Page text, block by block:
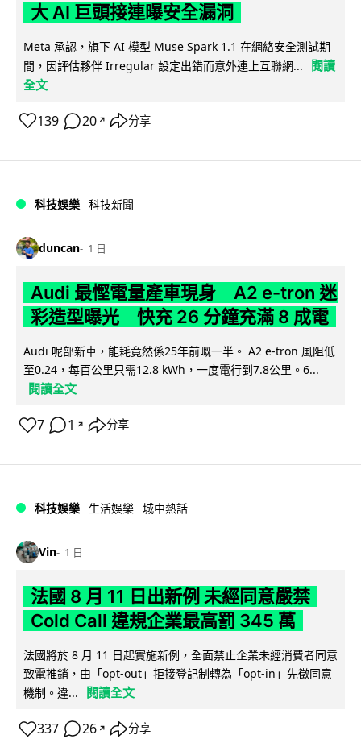
大 AI 巨頭接連曝安全漏洞
Meta 承認，旗下 AI 模型 Muse Spark 1.1 在網絡安全測試期
間，因評估夥伴 Irregular 設定出錯而意外連上互聯網...
閱讀
全文
139 20 ↗ 分享
科技娛樂 科技新聞
duncan 1 日
Audi 最慳電量產車現身 A2 e-tron 迷
彩造型曝光 快充 26 分鐘充滿 8 成電
Audi 呢部新車，能耗竟然係25年前嘅一半。 A2 e-tron 風阻低
至0.24，每百公里只需12.8 kWh，一度電行到7.8公里。6...
閱讀全文
7 1 ↗ 分享
科技娛樂 生活娛樂 城中熱話
Vin 1 日
法國 8 月 11 日出新例 未經同意嚴禁
Cold Call 違規企業最高罰 345 萬
法國將於 8 月 11 日起實施新例，全面禁止企業未經消費者同意
致電推銷，由「opt-out」拒接登記制轉為「opt-in」先徵同意
機制。違...
閱讀全文
337 26 ↗ 分享